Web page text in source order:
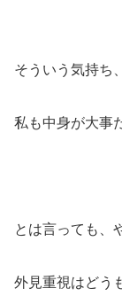
そういう気持ち
私も中身が大事
とは言っても、
外見重視はどう